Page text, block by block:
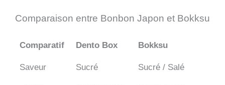
Comparaison entre Bonbon Japon et Bokksu
Comparatif Dento Box Bokksu
Saveur Sucré Sucré / Salé